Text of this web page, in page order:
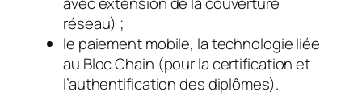
réseau) ;
le paiement mobile, la technologie liée
au Bloc Chain (pour la certification et
l’authentification des diplômes).